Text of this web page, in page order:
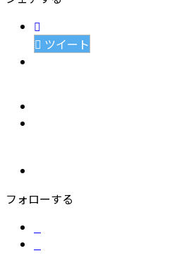
ツイート
フォローする